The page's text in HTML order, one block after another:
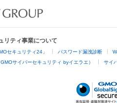
リティ事業について
セキュリティ24」 パスワード漏洩診断
サイバーセキュリティ byイエラエ） サイ